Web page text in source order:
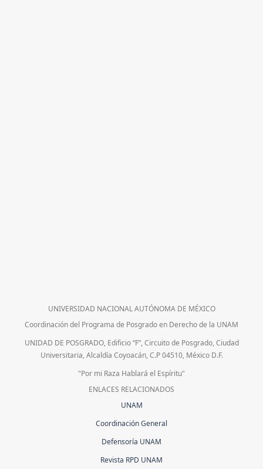
UNIVERSIDAD NACIONAL AUTÓNOMA DE MÉXICO
Coordinación del Programa de Posgrado en Derecho de la UNAM
UNIDAD DE POSGRADO, Edificio “F”, Circuito de Posgrado, Ciudad
Universitaria, Alcaldía Coyoacán, C.P 04510, México D.F.
"Por mi Raza Hablará el Espíritu"
ENLACES RELACIONADOS
UNAM
Coordinación General
Defensoría UNAM
Revista RPD UNAM